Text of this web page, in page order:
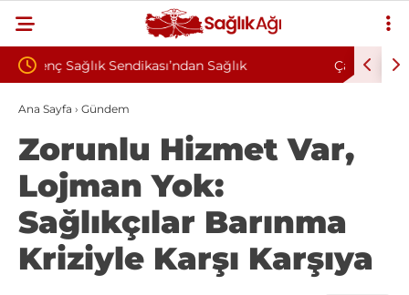
“Korkuyla
Çankırı Devlet Hastanesi’nde Sendikal Vesayet
İddiası: Maaş Kesme Cezası Talep Edildi
Ana Sayfa › Gündem
Zorunlu Hizmet Var,
Lojman Yok:
Sağlıkçılar Barınma
Kriziyle Karşı Karşıya